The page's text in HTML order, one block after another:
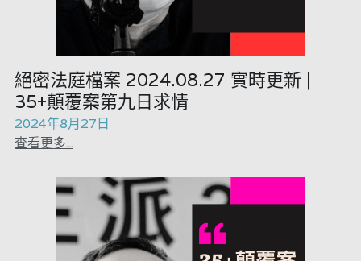
絕密法庭檔案 2024.08.27 實時更新 |
35+顛覆案第九日求情
2024年8月27日
查看更多...